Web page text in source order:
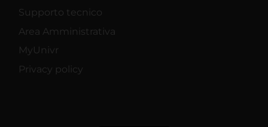
Supporto tecnico
Area Amministrativa
MyUnivr
Privacy policy